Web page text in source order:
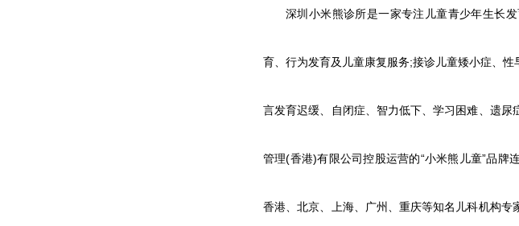
深圳小米熊诊所是一家专注儿童青少年生长
育、行为发育及儿童康复服务;接诊儿童矮小症、
言发育迟缓、自闭症、智力低下、学习困难、遗
管理(香港)有限公司控股运营的“小米熊儿童”品牌
香港、北京、上海、广州、重庆等知名儿科机构